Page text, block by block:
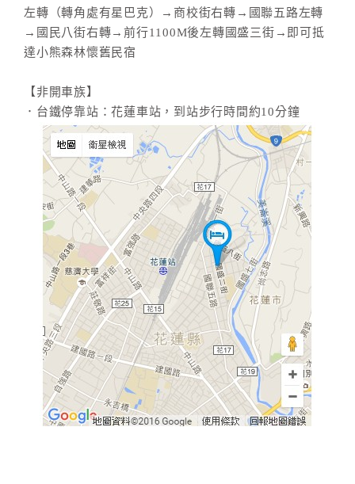
左轉（轉角處有星巴克）→商校街右轉→國聯五路左轉
→國民八街右轉→前行1100M後左轉國盛三街→即可抵
達小熊森林懷舊民宿
【非開車族】
．台鐵停靠站：花蓮車站，到站步行時間約10分鐘